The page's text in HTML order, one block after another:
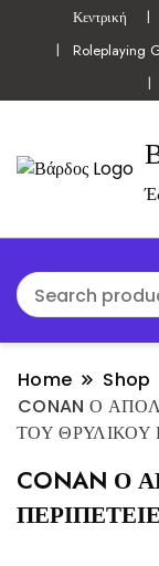
Κεντρική
Roleplaying
Home Shop
CONAN Ο
ΤΟΥ ΘΡΥΛΙΚΟΥ
CONAN Ο